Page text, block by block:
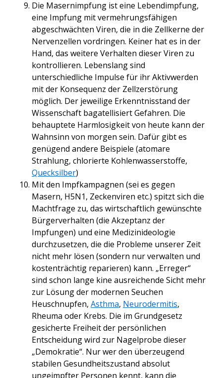
Die Masernimpfung ist eine Lebendimpfung,
eine Impfung mit vermehrungsfähigen
abgeschwächten Viren, die in die Zellkerne der
Nervenzellen vordringen. Keiner hat es in der
Hand, das weitere Verhalten dieser Viren zu
kontrollieren. Lebenslang sind
unterschiedliche Impulse für ihr Aktivwerden
mit der Konsequenz der Zellzerstörung
möglich. Der jeweilige Erkenntnisstand der
Wissenschaft bagatellisiert Gefahren. Die
behauptete Harmlosigkeit von heute kann der
Wahnsinn von morgen sein. Dafür gibt es
genügend andere Beispiele (atomare
Strahlung, chlorierte Kohlenwasserstoffe,
Quecksilber)
Mit den Impfkampagnen (sei es gegen
Masern, H5N1, Zeckenviren etc.) spitzt sich die
Machtfrage zu, das wirtschaftlich gewünschte
Bürgerverhalten (die Akzeptanz der
Impfungen) und eine Medizinideologie
durchzusetzen, die die Probleme unserer Zeit
nicht mehr lösen (sondern nur verwalten und
kostenträchtig reparieren) kann. „Erreger“
sind schon lange kine ausreichende Sicht mehr
zur Lösung der modernen Seuchen
Heuschnupfen, Asthma, Neurodermitis,
Rheuma oder Krebs. Die im Grundgesetz
gesicherte Freiheit der persönlichen
Entscheidung wird zur Nagelprobe dieser
„Demokratie“. Nur wer den überzeugend
stabilen Gesundheitszustand absolut
ungeimpfter Personen kennt, kann die